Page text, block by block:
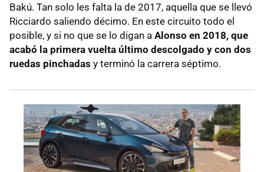
Bakú. Tan solo les falta la de 2017, aquella que se llevó
Ricciardo saliendo décimo. En este circuito todo el
posible, y si no que se lo digan a Alonso en 2018, que
acabó la primera vuelta último descolgado y con dos
ruedas pinchadas y terminó la carrera séptimo.